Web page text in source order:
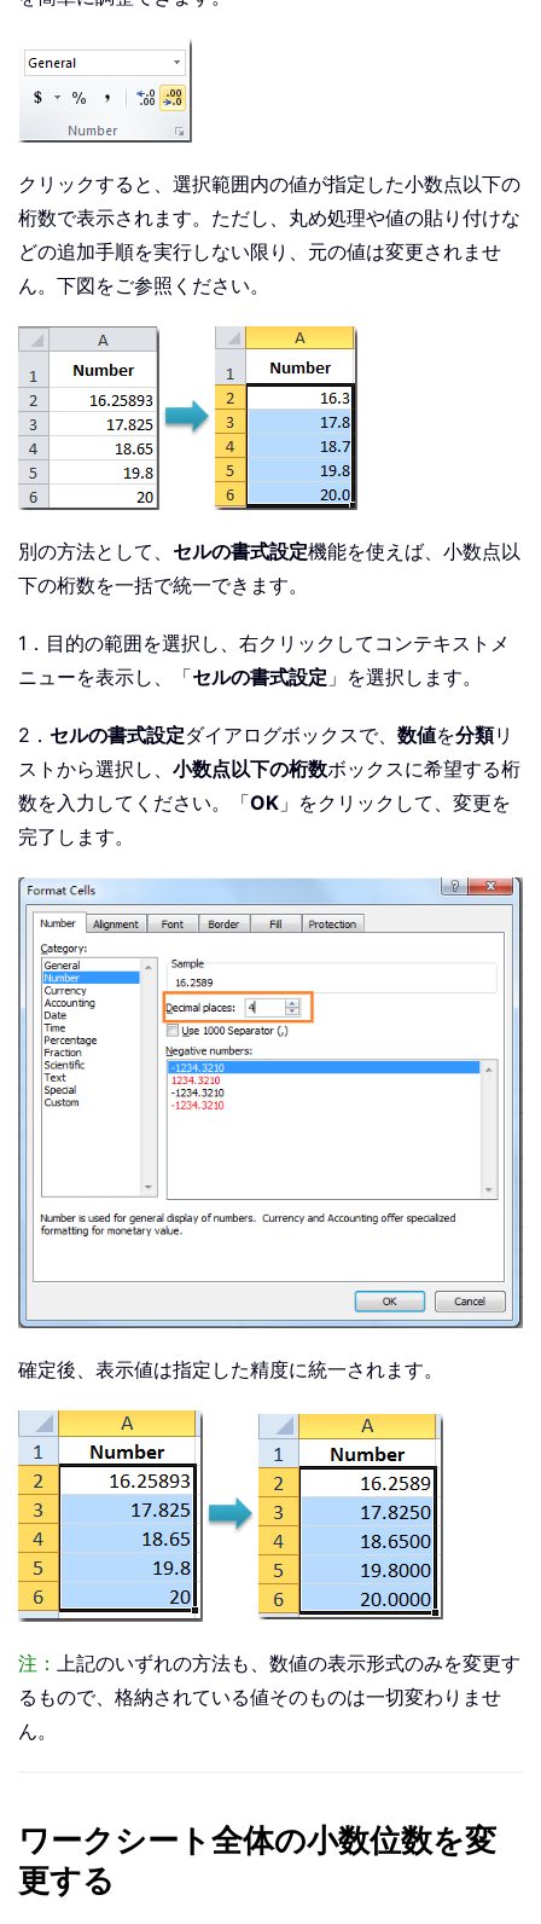
クリックすると、選択範囲内の値が指定した小数点以下の
桁数で表示されます。ただし、丸め処理や値の貼り付けな
どの追加手順を実行しない限り、元の値は変更されませ
ん。下図をご参照ください。
別の方法として、 セルの書式設定機能を使えば、小数点以
下の桁数を一括で統一できます。
1．目的の範囲を選択し、右クリックしてコンテキストメ
ニューを表示し、「セルの書式設定 」を選択します。
2． セルの書式設定ダイアログボックスで、 数値を分類リ
ストから選択し、 小数点以下の桁数ボックスに希望する桁
数を入力してください。「OK 」をクリックして、変更を
完了します。
確定後、表示値は指定した精度に統一されます。
注： 上記のいずれの方法も、数値の表示形式のみを変更す
るもので、格納されている値そのものは一切変わりませ
ん。
ワークシート全体の小数位数を変
更する